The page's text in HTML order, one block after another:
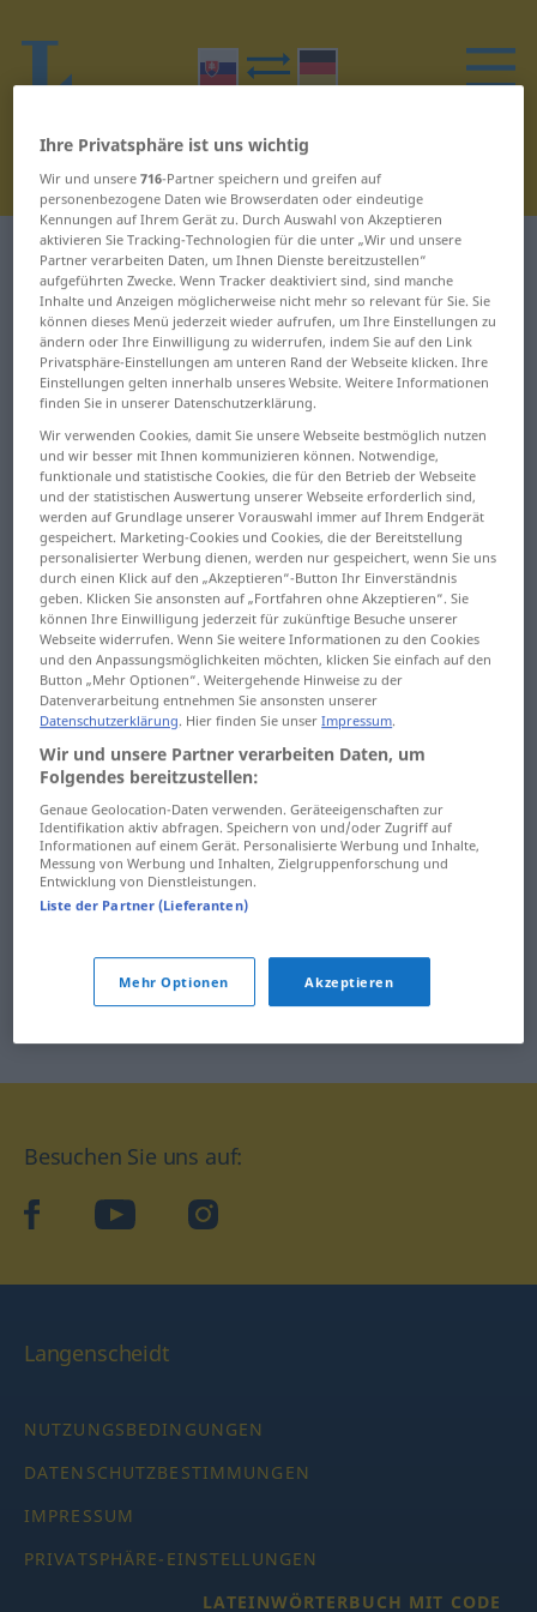
Slowakisch-Deutsch Wörterbuch R 21
Wörter auf Slowakisch, die mit R
beginnen – ryšavý ... rôsol
ryť
ryža
ryžový
rád
rám
rámcový
rámec
rámovať
ráno
rásť
rázny
réva
réžia
ríbezle
Rím
rímsa
rímsky
ríša
ríšsky
Besuchen Sie uns auf:
facebookYouTube Instagram
Langenscheidt
NUTZUNGSBEDINGUNGEN
DATENSCHUTZBESTIMMUNGEN
IMPRESSUM
PRIVATSPHÄRE-EINSTELLUNGEN
LATEINWÖRTERBUCH MIT CODE
Ihre Privatsphäre ist uns wichtig
Wir und unsere716-Partner speichern und greifen auf
personenbezogene Daten wie Browserdaten oder eindeutige
Kennungen auf Ihrem Gerät zu. Durch Auswahl von Akzeptieren
aktivieren Sie Tracking-Technologien für die unter „Wir und unsere
Partner verarbeiten Daten, um Ihnen Dienste bereitzustellen“
aufgeführten Zwecke. Wenn Tracker deaktiviert sind, sind manche
Inhalte und Anzeigen möglicherweise nicht mehr so relevant für Sie. Sie
können dieses Menü jederzeit wieder aufrufen, um Ihre Einstellungen zu
ändern oder Ihre Einwilligung zu widerrufen, indem Sie auf den Link
Privatsphäre-Einstellungen am unteren Rand der Webseite klicken. Ihre
Einstellungen gelten innerhalb unseres Website. Weitere Informationen
finden Sie in unserer Datenschutzerklärung.
Wir verwenden Cookies, damit Sie unsere Webseite bestmöglich nutzen
und wir besser mit Ihnen kommunizieren können. Notwendige,
funktionale und statistische Cookies, die für den Betrieb der Webseite
und der statistischen Auswertung unserer Webseite erforderlich sind,
werden auf Grundlage unserer Vorauswahl immer auf Ihrem Endgerät
gespeichert. Marketing-Cookies und Cookies, die der Bereitstellung
personalisierter Werbung dienen, werden nur gespeichert, wenn Sie uns
durch einen Klick auf den „Akzeptieren“-Button Ihr Einverständnis
geben. Klicken Sie ansonsten auf „Fortfahren ohne Akzeptieren“. Sie
können Ihre Einwilligung jederzeit für zukünftige Besuche unserer
Webseite widerrufen. Wenn Sie weitere Informationen zu den Cookies
und den Anpassungsmöglichkeiten möchten, klicken Sie einfach auf den
Button „Mehr Optionen“. Weitergehende Hinweise zu der
Datenverarbeitung entnehmen Sie ansonsten unserer
Datenschutzerklärung. Hier finden Sie unserImpressum.
Wir und unsere Partner verarbeiten Daten, um
Folgendes bereitzustellen:
Genaue Geolocation-Daten verwenden. Geräteeigenschaften zur
Identifikation aktiv abfragen. Speichern von und/oder Zugriff auf
Informationen auf einem Gerät. Personalisierte Werbung und Inhalte,
Messung von Werbung und Inhalten, Zielgruppenforschung und
Entwicklung von Dienstleistungen.
Liste der Partner (Lieferanten)
Mehr Optionen Akzeptieren